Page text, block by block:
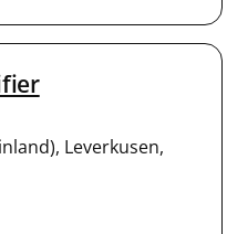
Leverkusen,